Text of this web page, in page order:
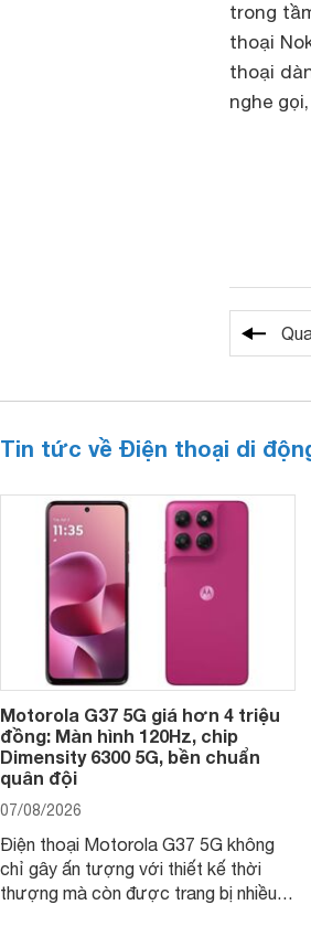
trong
thoại
thoại
nghe
Tin tức về Điện thoại di
Motorola G37 5G giá hơn 4 triệu
đồng: Màn hình 120Hz, chip
Dimensity 6300 5G, bền chuẩn
quân đội
07/08/2026
Điện thoại Motorola G37 5G không
chỉ gây ấn tượng với thiết kế thời
thượng mà còn được trang bị nhiều